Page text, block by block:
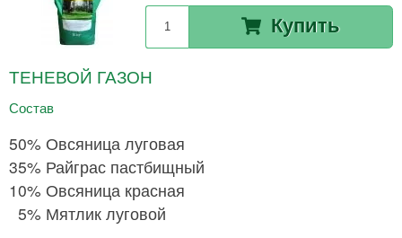
Купить
ТЕНЕВОЙ ГАЗОН
Состав
50% Овсяница луговая
35% Райграс пастбищный
10% Овсяница красная
5% Мятлик луговой